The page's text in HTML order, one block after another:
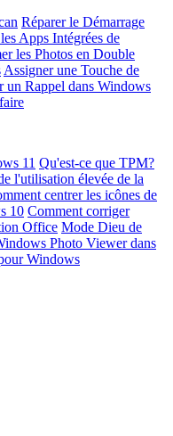
Réparer le Démarrage
Apps Intégrées de
les Photos en Double
Assigner une Touche de
un Rappel dans Windows
11 Qu'est-ce que TPM?
l'utilisation élevée de la
centrer les icônes de
10 Comment corriger
Office Mode Dieu de
Photo Viewer dans
Windows